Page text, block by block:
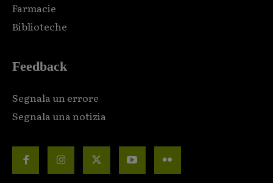
Farmacie
Biblioteche
Feedback
Segnala un errore
Segnala una notizia